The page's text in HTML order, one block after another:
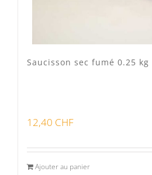
Saucisson sec fumé 0.25 kg
12,40 CHF
Ajouter au panier